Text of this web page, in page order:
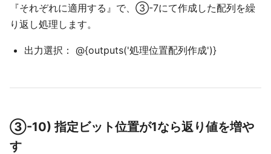
『それぞれに適用する』で、③-7にて作成した配列を繰
り返し処理します。
出力選択： @{outputs('処理位置配列作成')}
③-10) 指定ビット位置が1なら返り値を増や
す